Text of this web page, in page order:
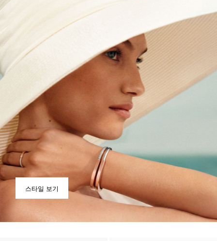
스타일 보기